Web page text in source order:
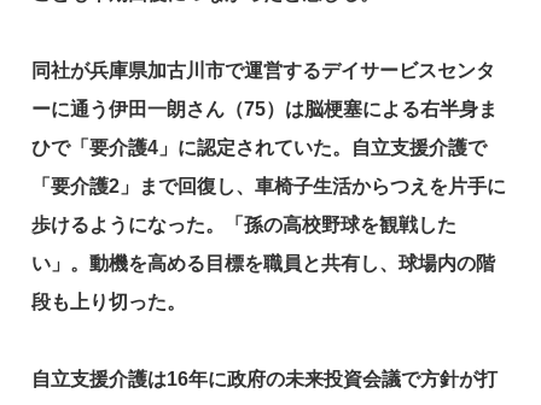
同社が兵庫県加古川市で運営するデイサービスセンタ
ーに通う伊田一朗さん（75）は脳梗塞による右半身ま
ひで「要介護4」に認定されていた。自立支援介護で
「要介護2」まで回復し、車椅子生活からつえを片手に
歩けるようになった。「孫の高校野球を観戦した
い」。動機を高める目標を職員と共有し、球場内の階
段も上り切った。
自立支援介護は16年に政府の未来投資会議で方針が打